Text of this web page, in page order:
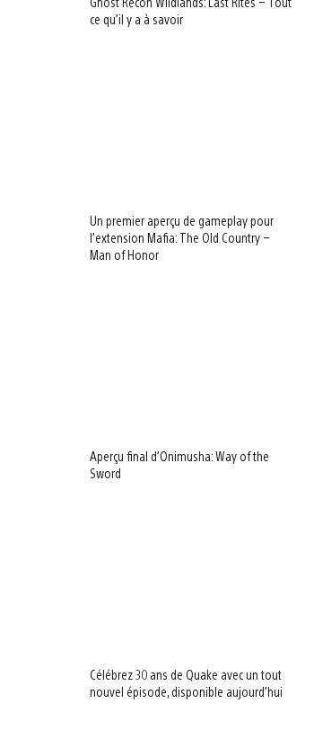
ce qu’il y a à savoir
Un premier aperçu de gameplay pour
l’extension Mafia: The Old Country –
Man of Honor
Aperçu final d’Onimusha: Way of the
Sword
Célébrez 30 ans de Quake avec un tout
nouvel épisode, disponible aujourd’hui